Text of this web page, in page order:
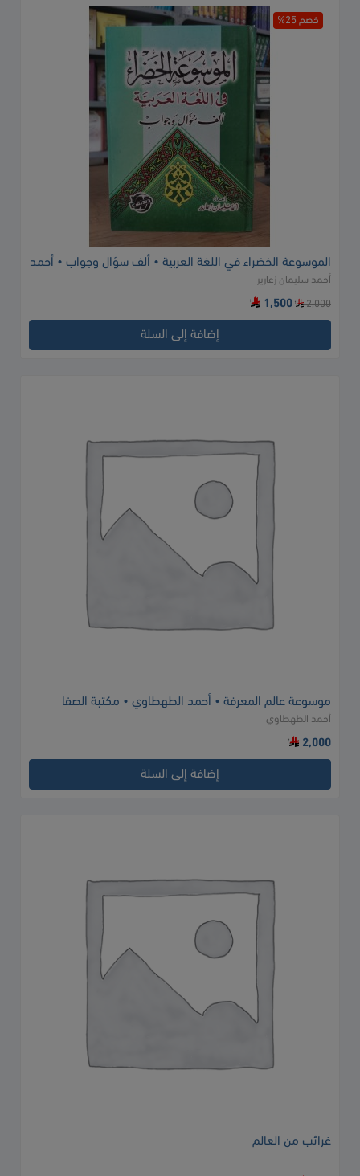
خصم 25%
الموسوعة الخضراء في اللغة العربية • ألف سؤال وجواب • أحمد
زعارير • مكتبة دنديس
أحمد سليمان زعارير
2,000
1,500
إضافة إلى السلة
موسوعة عالم المعرفة • أحمد الطهطاوي • مكتبة الصفا
أحمد الطهطاوي
2,000
إضافة إلى السلة
غرائب من العالم